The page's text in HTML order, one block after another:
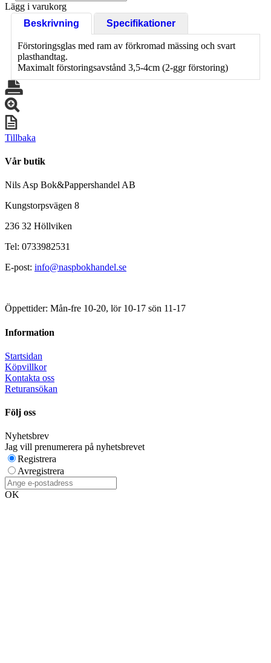
Lägg i varukorg
Beskrivning
Specifikationer
Förstoringsglas med ram av förkromad mässing och svart
plasthandtag.
Maximalt förstoringsavstånd 3,5-4cm (2-ggr förstoring)
Tillbaka
Vår butik
Nils Asp Bok&Pappershandel AB
Kungstorpsvägen 8
236 32 Höllviken
Tel: 0733982531
E-post: info@naspbokhandel.se
Öppettider: Mån-fre 10-20, lör 10-17 sön 11-17
Information
Startsidan
Köpvillkor
Kontakta oss
Returansökan
Följ oss
Nyhetsbrev
Jag vill prenumerera på nyhetsbrevet
Registrera
Avregistrera
OK